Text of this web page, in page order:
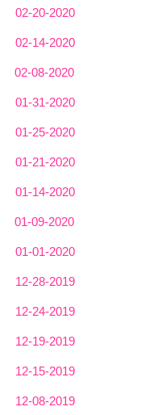
02-20-2020
02-14-2020
02-08-2020
01-31-2020
01-25-2020
01-21-2020
01-14-2020
01-09-2020
01-01-2020
12-28-2019
12-24-2019
12-19-2019
12-15-2019
12-08-2019